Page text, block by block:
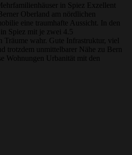
in Spiez Exzellent
Oberland am nördlichen
eine traumhafte Aussicht. In den
Spiez mit je zwei 4.5
Träume wahr. Gute Infrastruktur, viel
trotzdem unmittelbarer Nähe zu Bern
Wohnungen Urbanität mit den